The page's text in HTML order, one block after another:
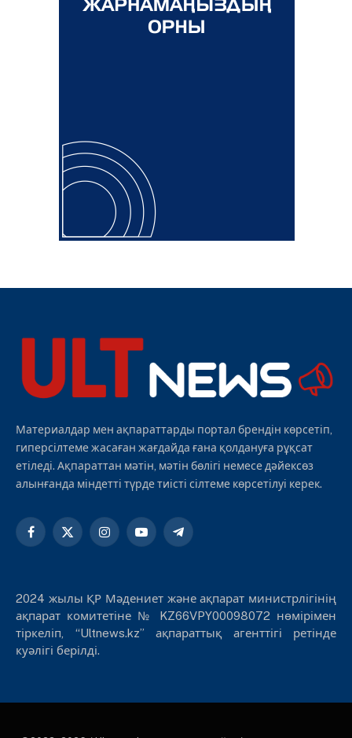
Материалдар мен ақпараттарды портал брендін көрсетіп,
гиперсілтеме жасаған жағдайда ғана қолдануға рұқсат
етіледі. Ақпараттан мәтін, мәтін бөлігі немесе дәйексөз
алынғанда міндетті түрде тиісті сілтеме көрсетілуі керек.
Facebook
X
InstagramYouTubeTelegram
2024 жылы ҚР Мәдениет және ақпарат министрлігінің
ақпарат комитетіне № KZ66VPY00098072 нөмірімен
тіркеліп, “Ultnews.kz” ақпараттық агенттігі ретінде
куәлігі берілді.